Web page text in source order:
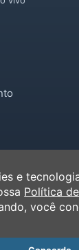
e
Política
você